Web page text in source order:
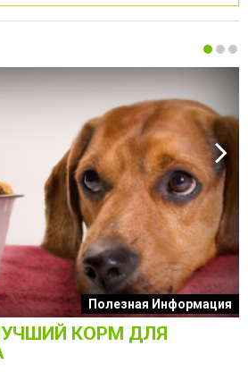
Полезная Информация
КОРМ ДЛЯ